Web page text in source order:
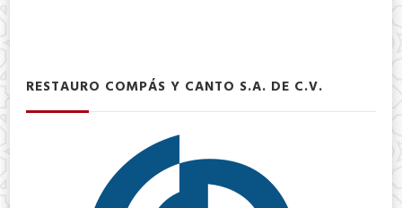
RESTAURO COMPÁS Y CANTO S.A. DE C.V.